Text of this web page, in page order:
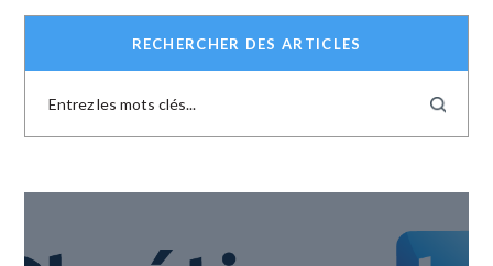
RECHERCHER DES ARTICLES